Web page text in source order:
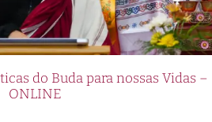
do Buda para nossas Vidas –
ONLINE